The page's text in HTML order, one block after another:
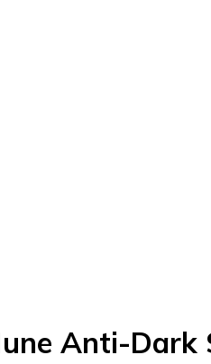
Anti-Dark